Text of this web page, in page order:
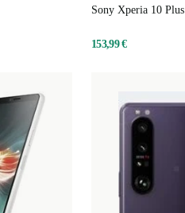
Sony Xperia 10 Plus
153,99 €